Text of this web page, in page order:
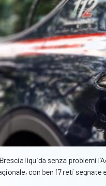
liquida senza problemi
con ben 17 reti